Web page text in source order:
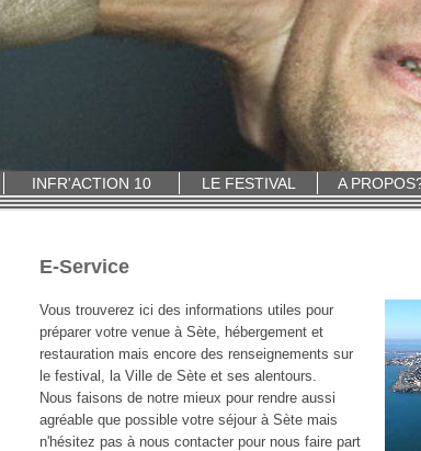
INFR'ACTION 10 LE FESTIVAL A
E-Service
Vous trouverez ici des informations utiles pour
préparer votre venue à Sète, hébergement et
restauration mais encore des renseignements sur
le festival, la Ville de Sète et ses alentours.
Nous faisons de notre mieux pour rendre aussi
agréable que possible votre séjour à Sète mais
n'hésitez pas à nous contacter pour nous faire part